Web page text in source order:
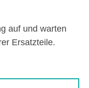
auf und warten
Ersatzteile.